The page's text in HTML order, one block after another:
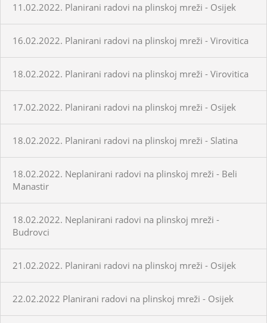
11.02.2022. Planirani radovi na plinskoj mreži - Osijek
16.02.2022. Planirani radovi na plinskoj mreži - Virovitica
18.02.2022. Planirani radovi na plinskoj mreži - Virovitica
17.02.2022. Planirani radovi na plinskoj mreži - Osijek
18.02.2022. Planirani radovi na plinskoj mreži - Slatina
18.02.2022. Neplanirani radovi na plinskoj mreži - Beli
Manastir
18.02.2022. Neplanirani radovi na plinskoj mreži -
Budrovci
21.02.2022. Planirani radovi na plinskoj mreži - Osijek
22.02.2022 Planirani radovi na plinskoj mreži - Osijek